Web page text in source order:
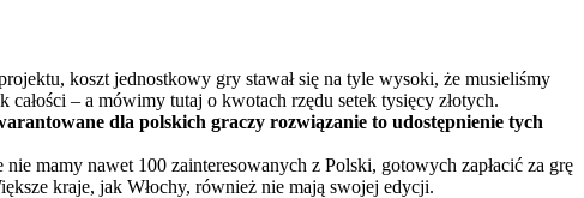
koszt jednostkowy gry stawał się na tyle wysoki, że musieliśmy
– a mówimy tutaj o kwotach rzędu setek tysięcy złotych.
dla polskich graczy rozwiązanie to udostępnienie tych
mamy nawet 100 zainteresowanych z Polski, gotowych zapłacić za grę
kraje, jak Włochy, również nie mają swojej edycji.